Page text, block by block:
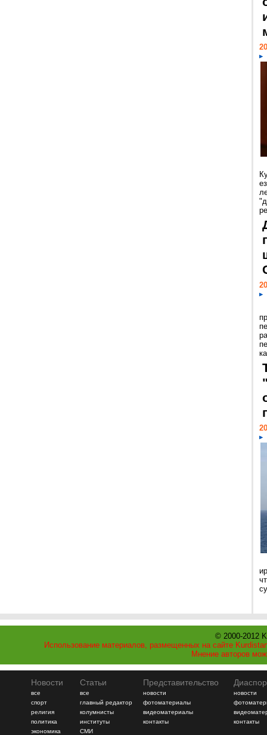
© 2000-2012
Использование материалов, размещенных на сайте
Мнение авторов
Новости
все
спорт
религия
политика
экономика
Статьи
все
главный редактор
колумнисты
институты
СМИ
Представительство
новости
фотоматериалы
видеоматериалы
контакты
новости
контакты